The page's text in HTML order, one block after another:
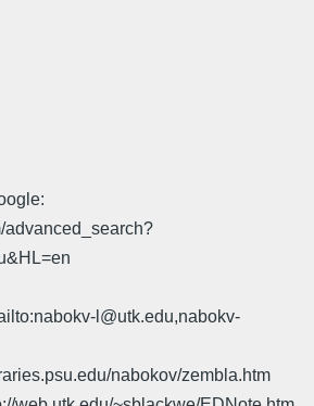
advanced_search?
l@utk.edu,nabokv-
nabokov/zembla.htm